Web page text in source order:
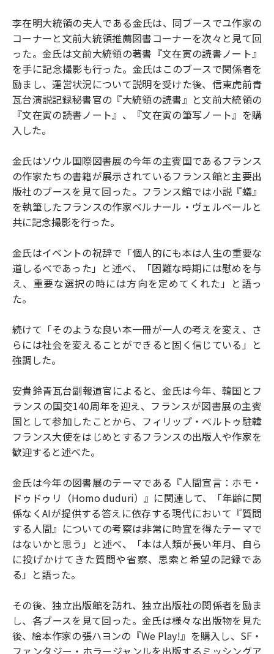
李在明大統領の夫人である金氏は、同ブースでユ作家の
コーナーと文前大統領推薦図書コーナーを次々と見て回
った。金氏は文前大統領の著書『文在寅の読書ノート』
を手に記念撮影も行った。金氏はこのブースで関係者を
励まし、運営状況について説明を受けた後、信東虎前青
瓦台演説記録秘書官の『大統領の読書』と文前大統領の
『文在寅の読書ノート』、『文在寅の筆写ノート』を購
入した。
金氏はソウル国際図書展の今年の主賓国であるフランス
の作家たちの書籍が展示されているフランス館と主要出
版社のブースを見て回った。フランス館では小説『蟻』
を執筆したフランスの作家ベルナール・ヴェルベールと
共に記念撮影を行った。
金氏はイベントの祝辞で「個人的にも本は人生の重要な
道しるべであった」と述べ、「困難な時期には慰めを与
え、重要な選択の時には方向を定めてくれた」と語っ
た。
続けて「そのような良い本一冊が一人の考えを変え、さ
らには社会を変えることができると固く信じている」と
強調した。
安貴鈴青瓦台副報道官によると、金氏は今年、韓国とフ
ランスの国交140周年を迎え、フランスが図書展の主賓
国として参加したことから、フィリップ・ベルトゥ駐韓
フランス大使をはじめとするフランスの出版人や作家を
歓迎すると述べた。
金氏は今年の図書展のテーマである『人間宣言：ホモ・
ドゥドゥリ（Homo duduri）』に関連して、「年齢に関
係なくAIが提供する答えに依存する現代において『質問
する人間』についての考察は非常に時宜を得たテーマで
はないかと思う」と述べ、「本は人類が長い年月、自ら
に投げかけてきた質問や省察、思索と希望の記録であ
る」と語った。
その後、独立出版館を訪れ、独立出版社の関係者を励ま
し、各ブースを見て回った。金氏は様々な出版物を見た
後、絵本作家の張ハヨンの『We Play!』を購入し、SF・
ファンタジー・ホラージャンルを出版するミッシングア